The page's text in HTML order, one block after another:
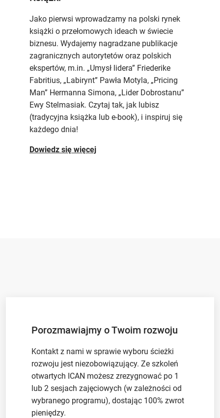
Jako pierwsi wprowadzamy na polski rynek
książki o przełomowych ideach w świecie
biznesu. Wydajemy nagradzane publikacje
zagranicznych autorytetów oraz polskich
ekspertów, m.in. „Umysł lidera” Friederike
Fabritius, „Labirynt” Pawła Motyla, „Pricing
Man” Hermanna Simona, „Lider Dobrostanu”
Ewy Stelmasiak. Czytaj tak, jak lubisz
(tradycyjna książka lub e-book), i inspiruj się
każdego dnia!
Dowiedz się więcej
Porozmawiajmy o Twoim rozwoju
Kontakt z nami w sprawie wyboru ścieżki
rozwoju jest niezobowiązujący. Ze szkoleń
otwartych ICAN możesz zrezygnować po 1
lub 2 sesjach zajęciowych (w zależności od
wybranego programu), dostając 100% zwrot
pieniędzy.